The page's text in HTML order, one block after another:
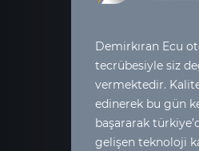
Demirkıran Ecu
tecrübesiyle siz
vermektedir.
edinerek bu gün
başararak
gelişen teknoloji